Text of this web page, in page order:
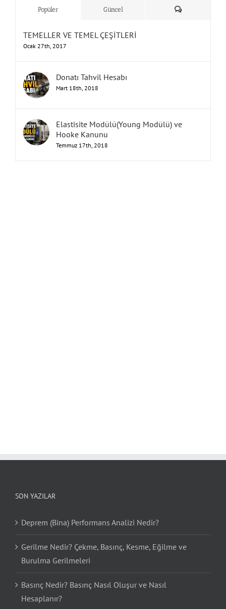
Popüler Güncel Yorum
TEMELLER VE TEMEL ÇEŞİTLERİ
Ocak 27th, 2017
Donatı Tahvil Hesabı
Mart 18th, 2018
Elastisite Modülü(Young Modülü) ve
Hooke Kanunu
Temmuz 17th, 2018
SON YAZILAR
Deprem (Bina) Performans Analizi Nedir?
Gerilme Nedir? Çekme, Basınç, Kesme, Eğilme ve
Burulma Gerilmeleri
Basınç Nedir? Basınç Nasıl Oluşur ve Nasıl
Hesaplanır?